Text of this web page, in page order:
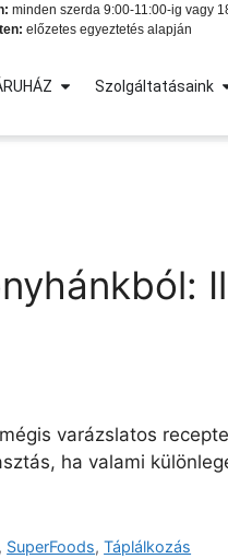
minden szerda 9:00-11:00-ig vagy
előzetes egyeztetés alapján
Szolgáltatásaink
varázslatos
ha valami
, SuperFoods,Táplálkozás